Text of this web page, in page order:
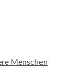
Menschen